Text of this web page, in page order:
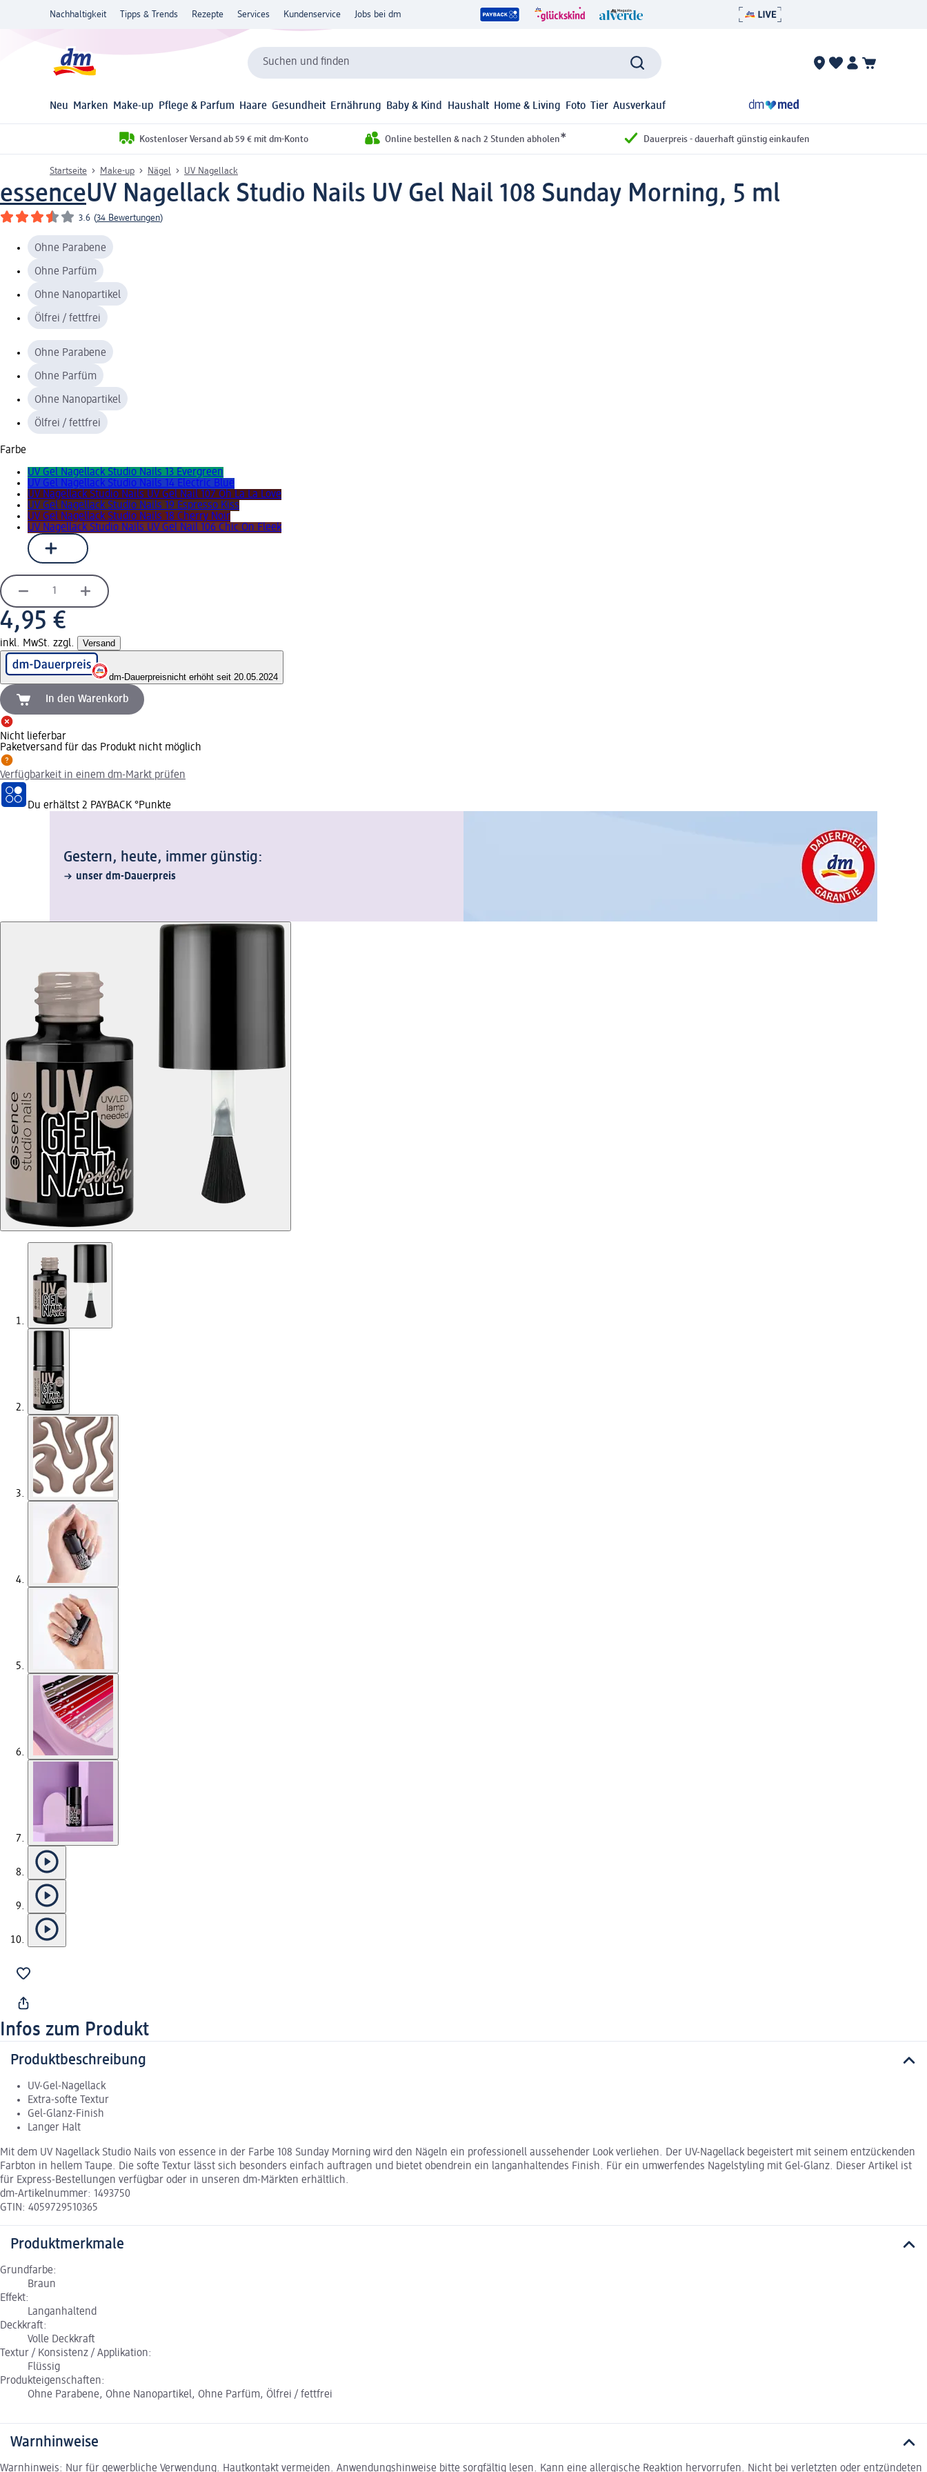
Nachhaltigkeit Tipps & Trends Rezepte Services Kundenservice Jobs bei dm
Suchen und finden
Neu Marken Make-up Pflege & Parfum Haare Gesundheit Ernährung Baby & Kind Haushalt Home & Living Foto Tier Ausverkauf
Kostenloser Versand ab 59 € mit dm-Konto Online bestellen & nach 2 Stunden abholen* Dauerpreis - dauerhaft günstig einkaufen
Startseite Make-up Nägel UV Nagellack
essenceUV Nagellack Studio Nails UV Gel Nail 108 Sunday Morning, 5 ml
3.6 (34 Bewertungen)
Ohne Parabene
Ohne Parfüm
Ohne Nanopartikel
Ölfrei / fettfrei
Ohne Parabene
Ohne Parfüm
Ohne Nanopartikel
Ölfrei / fettfrei
Farbe
UV Gel Nagellack Studio Nails 13 Evergreen
UV Gel Nagellack Studio Nails 14 Electric Blue
UV Nagellack Studio Nails UV Gel Nail 107 Oh La La Love
UV Gel Nagellack Studio Nails 19 Espresso Kiss
UV Gel Nagellack Studio Nails 18 Cherry Noir
UV Nagellack Studio Nails UV Gel Nail 106 Chic On Fleek
4,95 €
inkl. MwSt. zzgl. Versand
dm-Dauerpreisnicht erhöht seit 20.05.2024
In den Warenkorb
Nicht lieferbar
Paketversand für das Produkt nicht möglich
Verfügbarkeit in einem dm-Markt prüfen
Du erhältst 2 PAYBACK °Punkte
Gestern, heute, immer günstig:
unser dm-Dauerpreis
Infos zum Produkt
Produktbeschreibung
UV-Gel-Nagellack
Extra-softe Textur
Gel-Glanz-Finish
Langer Halt
Mit dem UV Nagellack Studio Nails von essence in der Farbe 108 Sunday Morning wird den Nägeln ein professionell aussehender Look verliehen. Der UV-Nagellack begeistert mit seinem entzückenden
Farbton in hellem Taupe. Die softe Textur lässt sich besonders einfach auftragen und bietet obendrein ein langanhaltendes Finish. Für ein umwerfendes Nagelstyling mit Gel-Glanz. Dieser Artikel ist
für Express-Bestellungen verfügbar oder in unseren dm-Märkten erhältlich.
dm-Artikelnummer: 1493750
GTIN: 4059729510365
Produktmerkmale
Grundfarbe:
Braun
Effekt:
Langanhaltend
Deckkraft:
Volle Deckkraft
Textur / Konsistenz / Applikation:
Flüssig
Produkteigenschaften:
Ohne Parabene, Ohne Nanopartikel, Ohne Parfüm, Ölfrei / fettfrei
Warnhinweise
Warnhinweis: Nur für gewerbliche Verwendung. Hautkontakt vermeiden. Anwendungshinweise bitte sorgfältig lesen. Kann eine allergische Reaktion hervorrufen. Nicht bei verletzten oder entzündeten